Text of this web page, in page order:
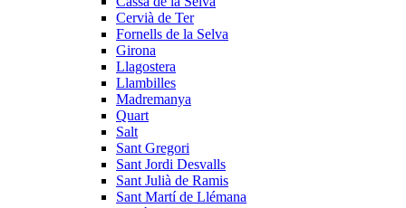
Cervià de Ter
Fornells de la Selva
Girona
Llagostera
Llambilles
Madremanya
Quart
Salt
Sant Gregori
Sant Jordi Desvalls
Sant Julià de Ramis
Sant Martí de Llémana